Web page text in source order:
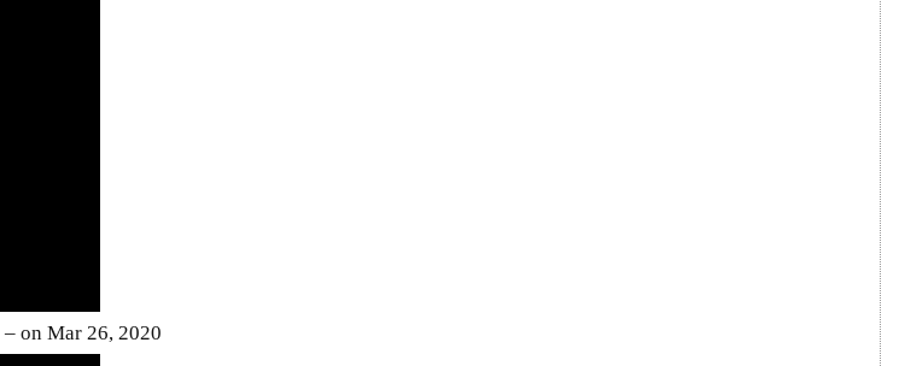
– on Mar 26, 2020